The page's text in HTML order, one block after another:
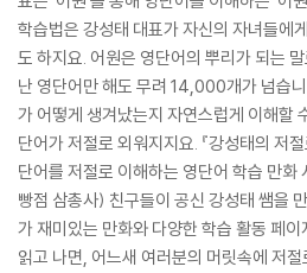
학습법은 강성태 대표가 자신의 자녀들에
도 하지요. 어원은 영단어의 뿌리가 되는
난 영단어만 해도 무려 14,000개가 넘습
가 어떻게 생겨났는지 자연스럽게 이해할
단어가 저절로 외워지지요. 『강성태의 저절
단어를 저절로 이해하는 영단어 학습 만화
빵점 삼총사) 친구들이 공신 강성태 쌤을
가 재미있는 만화와 다양한 학습 활동 페
읽고 나면, 어느새 여러분의 머릿속에 저